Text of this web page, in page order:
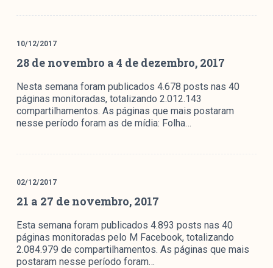
10/12/2017
28 de novembro a 4 de dezembro, 2017
Nesta semana foram publicados 4.678 posts nas 40
páginas monitoradas, totalizando 2.012.143
compartilhamentos. As páginas que mais postaram
nesse período foram as de mídia: Folha…
02/12/2017
21 a 27 de novembro, 2017
Esta semana foram publicados 4.893 posts nas 40
páginas monitoradas pelo M Facebook, totalizando
2.084.979 de compartilhamentos. As páginas que mais
postaram nesse período foram…